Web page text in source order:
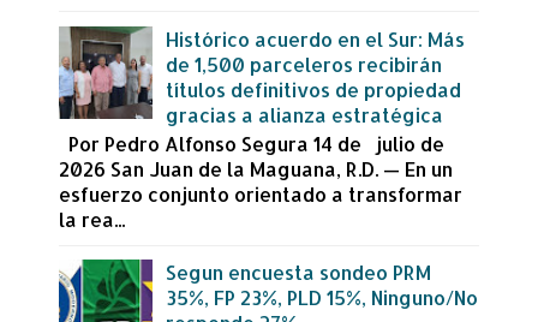
Histórico acuerdo en el Sur: Más
de 1,500 parceleros recibirán
títulos definitivos de propiedad
gracias a alianza estratégica
Por Pedro Alfonso Segura 14 de julio de
2026 San Juan de la Maguana, R.D. — En un
esfuerzo conjunto orientado a transformar
la rea...
Segun encuesta sondeo PRM
35%, FP 23%, PLD 15%, Ninguno/No